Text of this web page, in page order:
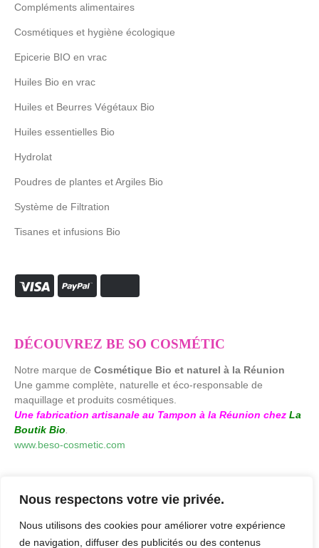
Nous respectons votre vie privée.
Nous utilisons des cookies pour améliorer votre expérience
de navigation, diffuser des publicités ou des contenus
Compléments alimentaires
Cosmétiques et hygiène écologique
Epicerie BIO en vrac
Huiles Bio en vrac
Huiles et Beurres Végétaux Bio
Huiles essentielles Bio
Hydrolat
Poudres de plantes et Argiles Bio
Système de Filtration
Tisanes et infusions Bio
DÉCOUVREZ BE SO COSMÉTIC
Notre marque de Cosmétique Bio et naturel à la Réunion
Une gamme complète, naturelle et éco-responsable de
maquillage et produits cosmétiques.
Une fabrication artisanale au Tampon à la Réunion chez La
Boutik Bio
www.beso-cosmetic.com